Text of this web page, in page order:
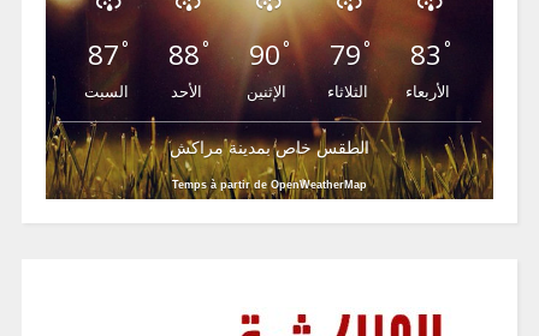
87°
السبت
88°
الأحد
90°
الإثنين
79°
الثلاثاء
83 °
الأربعاء
الطقس خاص بمدينة مراكش
Temps à partir de OpenWeatherMap